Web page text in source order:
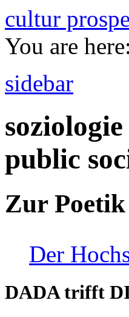
cultur
You are here:
sidebar
public
Zur Poetik
Der
DADA trifft